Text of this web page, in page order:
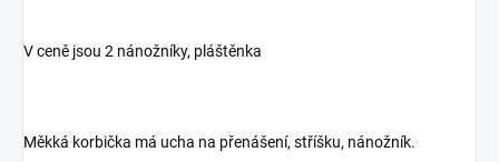
V ceně jsou 2 nánožníky, pláštěnka
Měkká korbička má ucha na přenášení, stříšku, nánožník.